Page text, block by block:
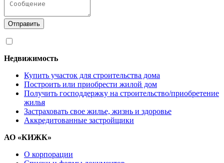
Отправить
Недвижимость
Купить участок для строительства дома
Построить или приобрести жилой дом
Получить господдержку на строительство/приобретение
жилья
Застраховать свое жилье, жизнь и здоровье
Аккредитованные застройщики
АО «КИЖК»
О корпорации